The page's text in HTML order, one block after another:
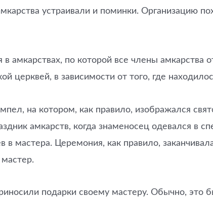
устраивали и поминки. Организацию
амкарствах, по которой все члены
церквей, в зависимости от того, где
на котором, как правило, изображался
амкарств, когда знаменосец одевался в
мастера. Церемония, как правило,
подарки своему мастеру. Обычно,